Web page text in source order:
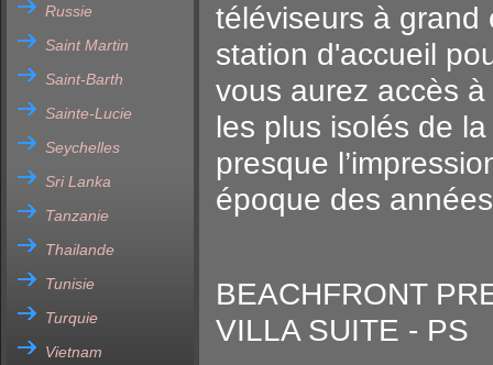
Russie
Saint Martin
Saint-Barth
Sainte-Lucie
Seychelles
Sri Lanka
Tanzanie
Thailande
Tunisie
Turquie
Vietnam
téléviseurs à grand
station d'accueil
vous aurez accès
les plus isolés de
presque
époque des
BEACHFRONT
VILLA SUITE - PS